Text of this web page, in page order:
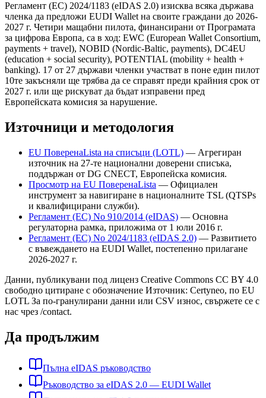
Регламент (ЕС) 2024/1183 (eIDAS 2.0) изисква всяка държава
членка да предложи EUDI Wallet на своите граждани до 2026-
2027 г. Четири мащабни пилота, финансирани от Програмата
за цифрова Европа, са в ход: EWC (European Wallet Consortium,
payments + travel), NOBID (Nordic-Baltic, payments), DC4EU
(education + social security), POTENTIAL (mobility + health +
banking). 17 от 27 държави членки участват в поне един пилот
10те закъсняли ще трябва да се справят преди крайния срок от
2027 г. или ще рискуват да бъдат изправени пред
Европейската комисия за нарушение.
Източници и методология
EU ПоверенаLista на списъци (LOTL) — Агрегиран
източник на 27-те национални доверени списъка,
поддържан от DG CNECT, Европейска комисия.
Просмотр на EU ПоверенаLista — Официален
инструмент за навигиране в националните TSL (QTSPs
и квалифицирани служби).
Регламент (ЕС) No 910/2014 (eIDAS) — Основна
регулаторна рамка, приложима от 1 юли 2016 г.
Регламент (ЕС) No 2024/1183 (eIDAS 2.0) — Развитието
с въвеждането на EUDI Wallet, постепенно прилагане
2026-2027 г.
Данни, публикувани под лиценз Creative Commons CC BY 4.0
свободно цитиране с обозначение Източник: Certyneo, по EU
LOTL За по-гранулирани данни или CSV износ, свържете се с
нас чрез /contact.
Да продължим
Пълна eIDAS ръководство
Ръководство за eIDAS 2.0 — EUDI Wallet